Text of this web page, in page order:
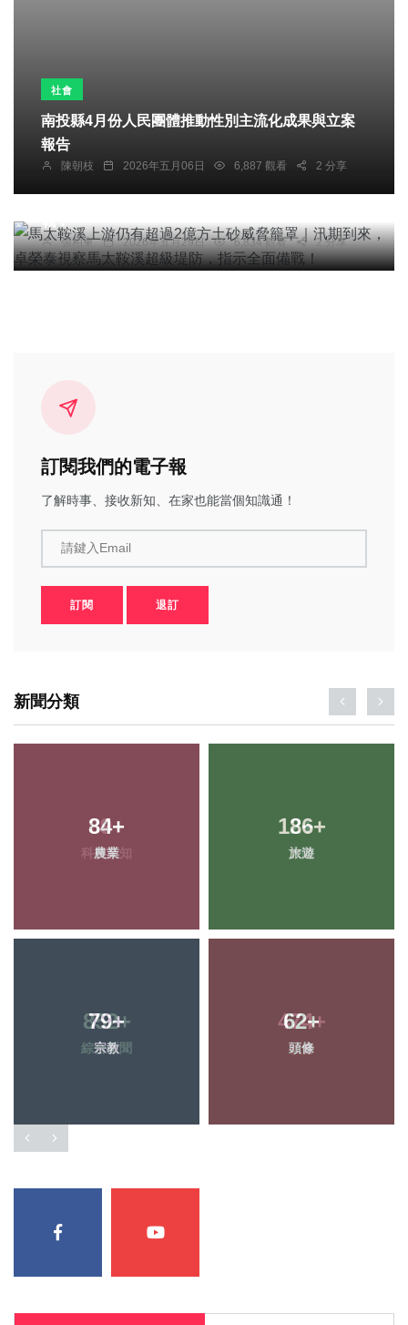
社會
南投縣4月份人民團體推動性別主流化成果與立案
報告
陳朝枝 2026年五月06日 6,887 觀看 2 分享
綜合新聞
馬太鞍溪上游仍有超過2億方土砂威脅籠罩｜汛期
到來，卓榮泰視察馬太鞍溪超級堤防，指示全面備
張柏東 2026年五月29日 6,834 觀看 2 分享
訂閱我們的電子報
了解時事、接收新知、在家也能當個知識通！
請鍵入Email
訂閱 退訂
新聞分類
84+
農業
186+
旅遊
79+
宗教
62+
頭條